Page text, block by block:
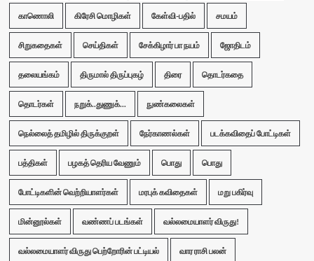
காணொலி கிரேசி மொழிகள் கேள்வி-பதில் சமயம்
சிறுகதைகள் செய்திகள் சேக்கிழார் பா நயம் ஜோதிடம்
தலையங்கம் திருமால் திருப்புகழ் திரை தொடர்கதை
தொடர்கள் நறுக்..துணுக்... நுண்கலைகள்
நெல்லைத் தமிழில் திருக்குறள் நேர்காணல்கள் படக்கவிதைப் போட்டிகள்
பத்திகள் பழகத் தெரிய வேணும் பொது பொது
போட்டிகளின் வெற்றியாளர்கள் மரபுக் கவிதைகள் மறு பகிர்வு
மின்னூல்கள் வண்ணப் படங்கள் வல்லமையாளர் விருது!
வல்லமையாளர் விருது பெற்றோரின் பட்டியல் வார ராசி பலன்